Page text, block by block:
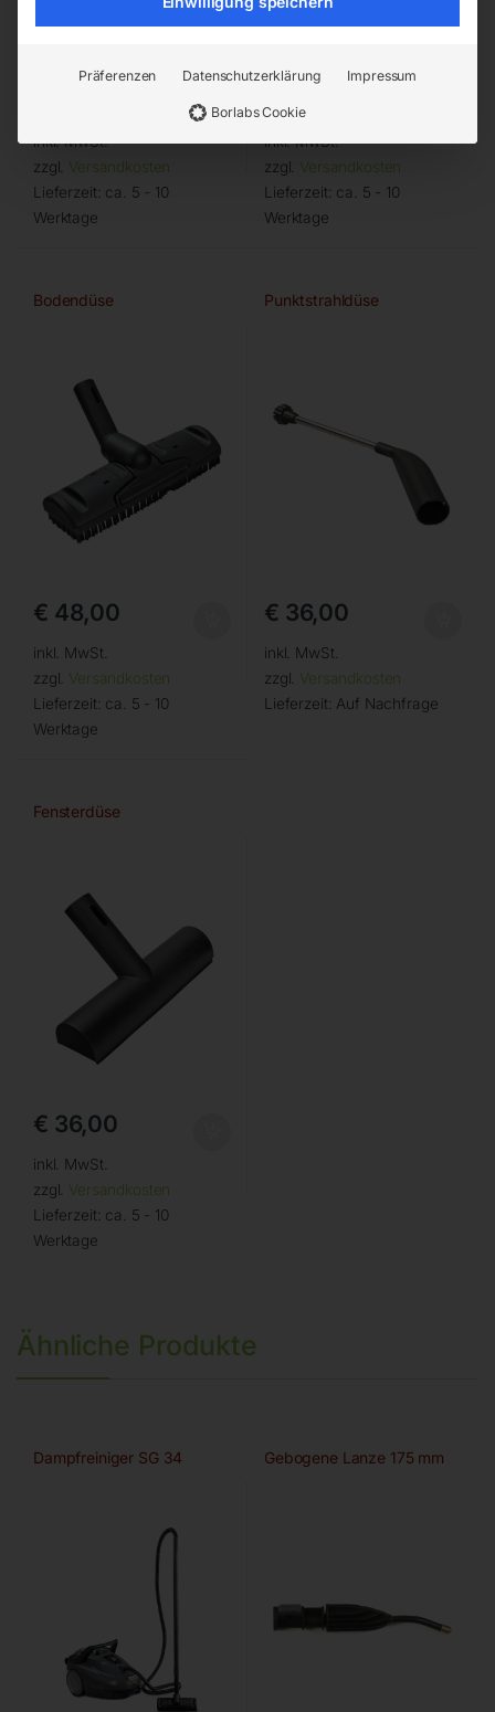
inkl. MwSt.
zzgl. Versandkosten
Lieferzeit: ca. 5 - 10
Werktage
€ 6,60
inkl. MwSt.
zzgl. Versandkosten
Lieferzeit: ca. 5 - 10
Werktage
Bodendüse
€ 48,00
inkl. MwSt.
zzgl. Versandkosten
Lieferzeit: ca. 5 - 10
Werktage
Punktstrahldüse
€ 36,00
inkl. MwSt.
zzgl. Versandkosten
Lieferzeit: Auf Nachfrage
Fensterdüse
€ 36,00
inkl. MwSt.
zzgl. Versandkosten
Lieferzeit: ca. 5 - 10
Werktage
Ähnliche Produkte
Dampfreiniger SG 34 Gebogene Lanze 175 mm
Präferenzen Datenschutzerklärung Impressum
Borlabs Cookie